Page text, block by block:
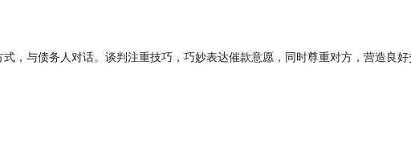
与债务人对话。谈判注重技巧，巧妙表达催款意愿，同时尊重对方，营造良好